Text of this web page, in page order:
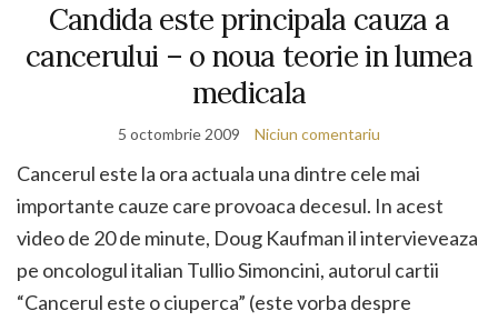
Candida este principala cauza a
cancerului – o noua teorie in lumea
medicala
5 octombrie 2009 Niciun comentariu
Cancerul este la ora actuala una dintre cele mai
importante cauze care provoaca decesul. In acest
video de 20 de minute, Doug Kaufman il intervieveaza
pe oncologul italian Tullio Simoncini, autorul cartii
“Cancerul este o ciuperca” (este vorba despre